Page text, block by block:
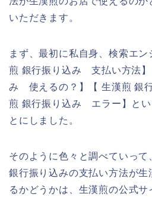
いただきます。
まず、最初に私自身、検索エ
煎 銀行振り込み 支払い方法】
み 使えるの？】【 生漢煎 銀
煎 銀行振り込み エラー】とい
とにしました。
そのように色々と調べていって
銀行振り込みの支払い方法が生
るかどうかは、生漢煎の公式